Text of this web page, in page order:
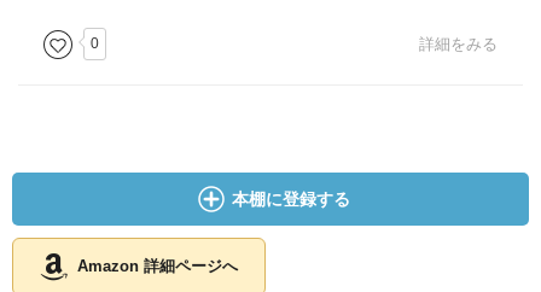
0 詳細をみる
本棚に登録する
Amazon 詳細ページへ